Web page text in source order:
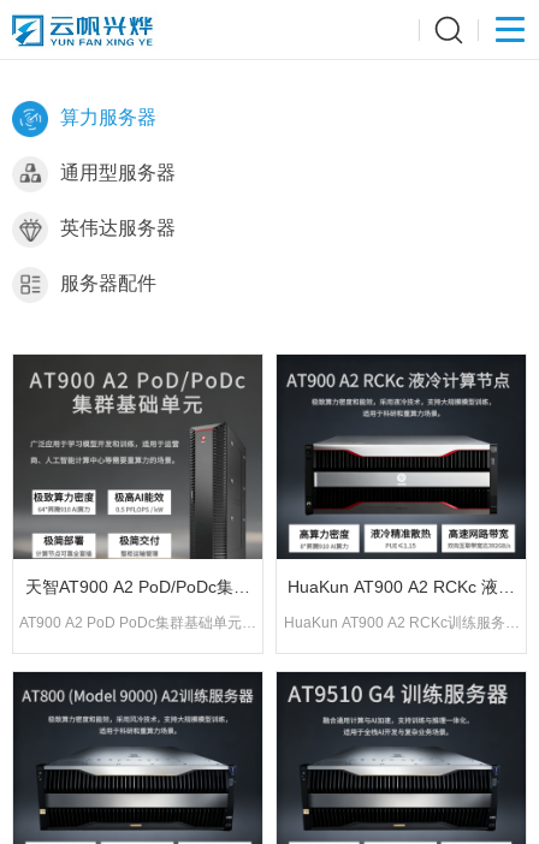
仪器配件及模块
算力服务器
通用型服务器
英伟达服务器
服务器配件
天智AT900 A2 PoD/PoDc集群
基础单元深度学习模型开发和训
练
AT900 A2 PoD PoDc集群基础单元，
具有极致算力密度、极高AI能效、极
简交付部署等特点。该基础单元广泛
应用于深度学习模型开发和训练，适
用于运营商、人工智能计算中心等需
要重算力的场景。
HuaKun AT900 A2 RCKc 液冷
计算节点
HuaKun AT900 A2 RCKc训练服务器
具有更高算力密度、极致能效比与高
速网络带宽等特点。该服务器广泛应
用于 深度学模型开发和训练，适用